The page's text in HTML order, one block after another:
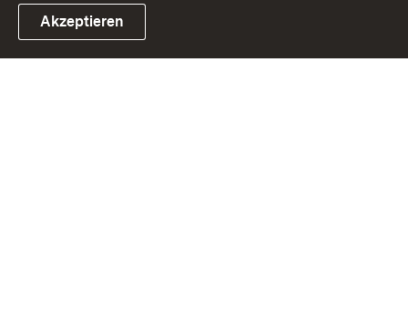
Link zum Landesportal
Akzeptieren